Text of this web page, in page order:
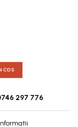
COS
297 776